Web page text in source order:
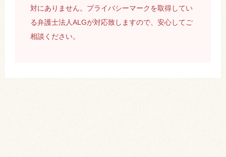
対にありません。プライバシーマークを取得してい
る弁護士法人ALGが対応致しますので、安心してご
相談ください。